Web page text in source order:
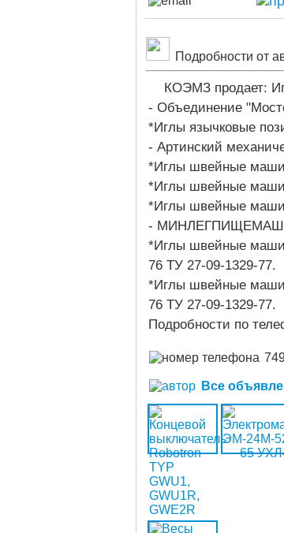
Подробности от
КОЭМЗ продает:
- Объединение
*Иглы язычковые
- Артинский
*Иглы швейные
*Иглы швейные
*Иглы швейные
- МИНЛЕГПИЩЕМАШ.
*Иглы швейные
76 ТУ 27-09-1329-77.
*Иглы швейные
76 ТУ 27-09-1329-77.
Подробности по
Все